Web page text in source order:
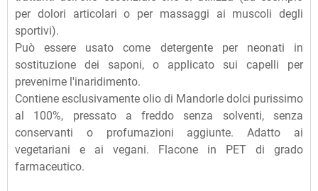
per dolori articolari o per massaggi ai muscoli degli
sportivi).
Può essere usato come detergente per neonati in
sostituzione dei saponi, o applicato sui capelli per
prevenirne l'inaridimento.
Contiene esclusivamente olio di Mandorle dolci purissimo
al 100%, pressato a freddo senza solventi, senza
conservanti o profumazioni aggiunte. Adatto ai
vegetariani e ai vegani. Flacone in PET di grado
farmaceutico.